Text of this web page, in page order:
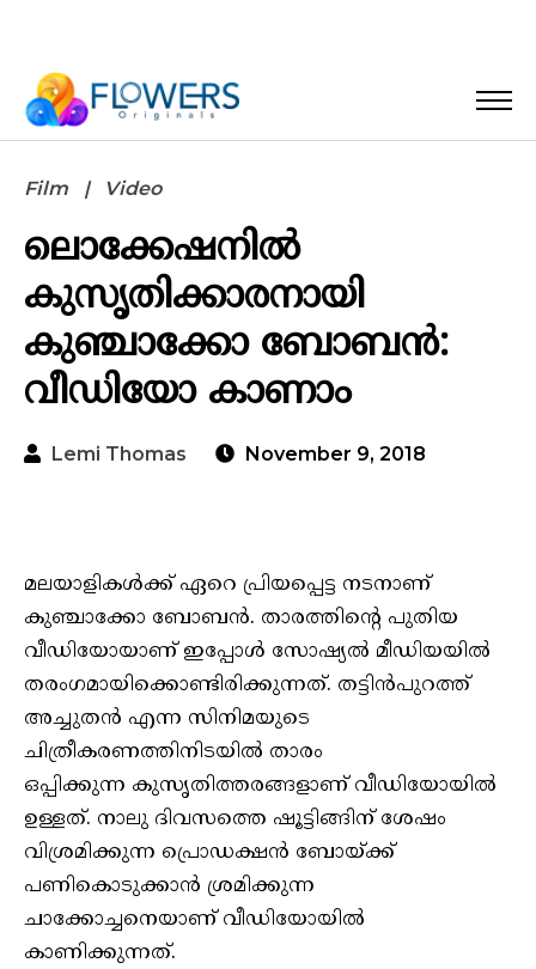
Film Video
ലൊക്കേഷനില്‍
കുസൃതിക്കാരനായി
കുഞ്ചാക്കോ ബോബന്‍:
വീഡിയോ കാണാം
Lemi Thomas November 9, 2018
മലയാളികൾക്ക് ഏറെ പ്രിയപ്പെട്ട നടനാണ്
കുഞ്ചാക്കോ ബോബൻ. താരത്തിന്റെ പുതിയ
വീഡിയോയാണ് ഇപ്പോൾ സോഷ്യൽ മീഡിയയിൽ
തരംഗമായിക്കൊണ്ടിരിക്കുന്നത്. തട്ടിൻപുറത്ത്
അച്ചുതൻ എന്ന സിനിമയുടെ
ചിത്രീകരണത്തിനിടയിൽ താരം
ഒപ്പിക്കുന്ന കുസൃതിത്തരങ്ങളാണ് വീഡിയോയിൽ
ഉള്ളത്. നാലു ദിവസത്തെ ഷൂട്ടിങ്ങിന് ശേഷം
വിശ്രമിക്കുന്ന പ്രൊഡക്ഷൻ ബോയ്ക്ക്
പണികൊടുക്കാൻ ശ്രമിക്കുന്ന
ചാക്കോച്ചനെയാണ് വീഡിയോയിൽ
കാണിക്കുന്നത്.